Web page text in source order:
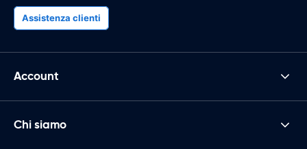
Assistenza clienti
Account
Chi siamo